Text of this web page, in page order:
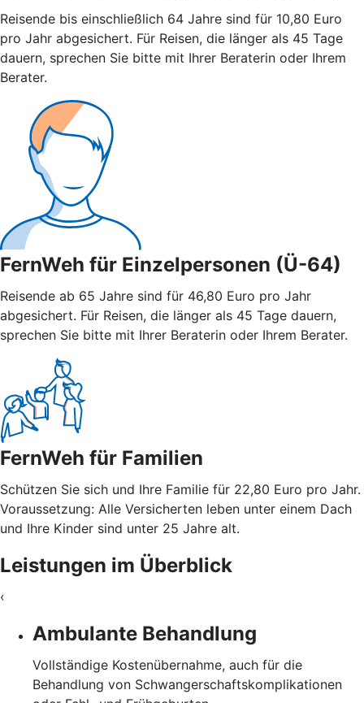
Reisende bis einschließlich 64 Jahre sind für 10,80 Euro
pro Jahr abgesichert. Für Reisen, die länger als 45 Tage
dauern, sprechen Sie bitte mit Ihrer Beraterin oder Ihrem
Berater.
FernWeh für Einzelpersonen (Ü-64)
Reisende ab 65 Jahre sind für 46,80 Euro pro Jahr
abgesichert. Für Reisen, die länger als 45 Tage dauern,
sprechen Sie bitte mit Ihrer Beraterin oder Ihrem Berater.
FernWeh für Familien
Schützen Sie sich und Ihre Familie für 22,80 Euro pro Jahr.
Voraussetzung: Alle Versicherten leben unter einem Dach
und Ihre Kinder sind unter 25 Jahre alt.
Leistungen im Überblick
‹
Ambulante Behandlung
Vollständige Kostenübernahme, auch für die
Behandlung von Schwangerschaftskomplikationen